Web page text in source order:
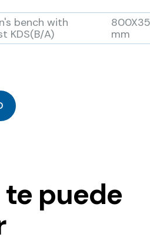
bench with
KDS(B/A)
mm
puede